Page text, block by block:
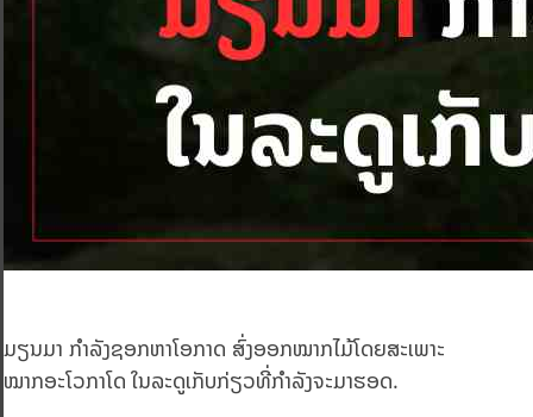
ມຽນມາ ກຳລັງຊອກຫາໂອກາດ ສົ່ງອອກໝາກໄມ້ໂດຍສະເພາະ
ໝາກອະໂວກາໂດ ໃນລະດູເກັບກ່ຽວທີ່ກຳລັງຈະມາຮອດ.